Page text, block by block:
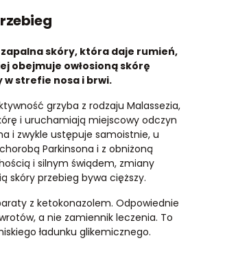
skóry, która daje rumień,
obejmuje owłosioną skórę
w strefie nosa i brwi.
grzyba z rodzaju Malassezia,
i uruchamiają miejscowy odczyn
i zwykle ustępuje samoistnie, u
Parkinsona i z obniżoną
i silnym świądem, zmiany
skóry przebieg bywa cięższy.
z ketokonazolem. Odpowiednie
a nie zamiennik leczenia. To
ładunku glikemicznego.